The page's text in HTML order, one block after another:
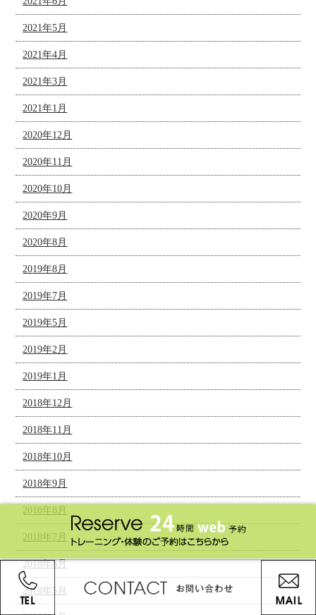
2021年5月
2021年4月
2021年3月
2021年1月
2020年12月
2020年11月
2020年10月
2020年9月
2020年8月
2019年8月
2019年7月
2019年5月
2019年2月
2019年1月
2018年12月
2018年11月
2018年10月
2018年9月
2018年8月
2018年7月
2018年6月
2018年5月